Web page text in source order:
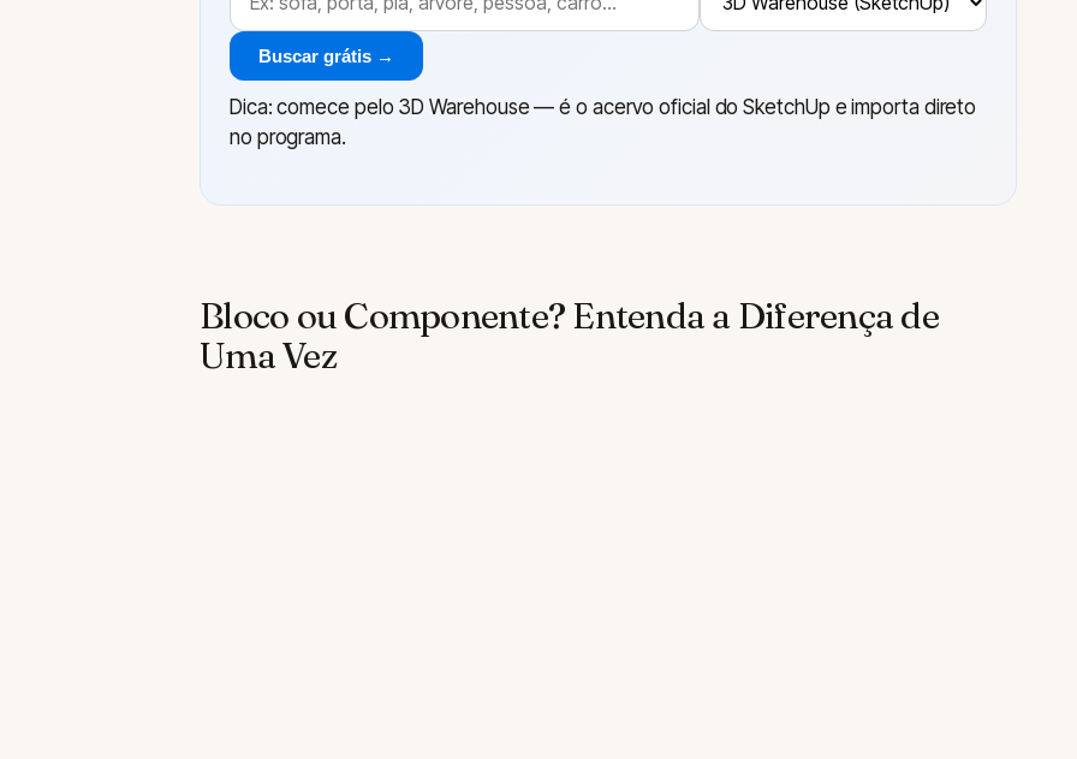
Buscar grátis →
Dica: comece pelo 3D Warehouse — é o acervo oficial do SketchUp e importa direto
no programa.
Bloco ou Componente? Entenda a Diferença de
Uma Vez